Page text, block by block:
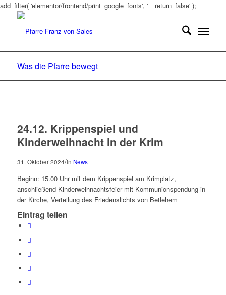
add_filter( 'elementor/frontend/print_google_fonts', '__return_false' );
Was die Pfarre bewegt
24.12. Krippenspiel und
Kinderweihnacht in der Krim
31. Oktober 2024/in News
Beginn: 15.00 Uhr mit dem Krippenspiel am Krimplatz,
anschließend Kinderweihnachtsfeier mit Kommunionspendung in
der Kirche, Verteilung des Friedenslichts von Betlehem
Eintrag teilen